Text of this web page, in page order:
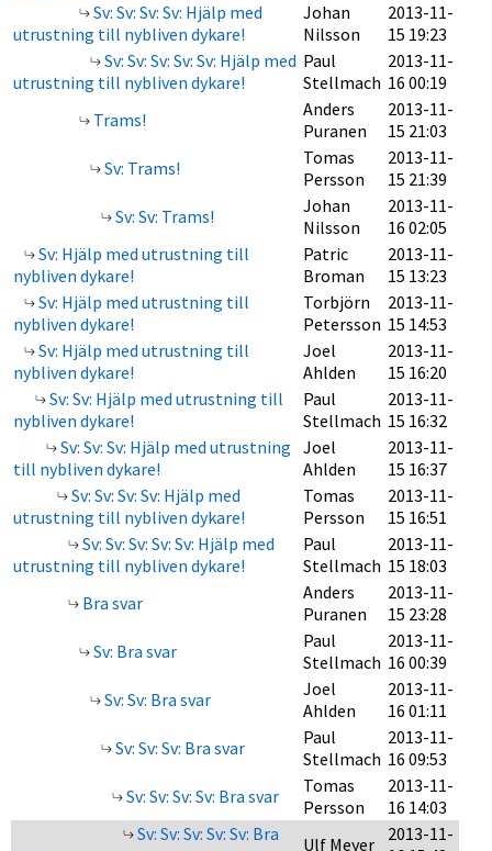
Sv: Sv: Sv: Sv: Hjälp med
utrustning till nybliven dykare!
Johan
Nilsson
2013-11-
15 19:23
Sv: Sv: Sv: Sv: Sv: Hjälp med
utrustning till nybliven dykare!
Paul
Stellmach
2013-11-
16 00:19
Trams!
Anders
Puranen
2013-11-
15 21:03
Sv: Trams!
Tomas
Persson
2013-11-
15 21:39
Sv: Sv: Trams!
Johan
Nilsson
2013-11-
16 02:05
Sv: Hjälp med utrustning till
nybliven dykare!
Patric
Broman
2013-11-
15 13:23
Sv: Hjälp med utrustning till
nybliven dykare!
Torbjörn
Petersson
2013-11-
15 14:53
Sv: Hjälp med utrustning till
nybliven dykare!
Joel
Ahlden
2013-11-
15 16:20
Sv: Sv: Hjälp med utrustning till
nybliven dykare!
Paul
Stellmach
2013-11-
15 16:32
Sv: Sv: Sv: Hjälp med utrustning
till nybliven dykare!
Joel
Ahlden
2013-11-
15 16:37
Sv: Sv: Sv: Sv: Hjälp med
utrustning till nybliven dykare!
Tomas
Persson
2013-11-
15 16:51
Sv: Sv: Sv: Sv: Sv: Hjälp med
utrustning till nybliven dykare!
Paul
Stellmach
2013-11-
15 18:03
Bra svar
Anders
Puranen
2013-11-
15 23:28
Sv: Bra svar
Paul
Stellmach
2013-11-
16 00:39
Sv: Sv: Bra svar
Joel
Ahlden
2013-11-
16 01:11
Sv: Sv: Sv: Bra svar
Paul
Stellmach
2013-11-
16 09:53
Sv: Sv: Sv: Sv: Bra svar
Tomas
Persson
2013-11-
16 14:03
Sv: Sv: Sv: Sv: Sv: Bra
Ulf Meyer
2013-11-